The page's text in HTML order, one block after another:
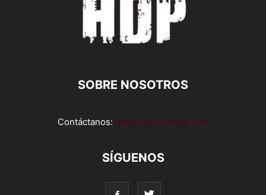
SOBRE NOSOTROS
Contáctanos: contact@yoursite.com
SÍGUENOS